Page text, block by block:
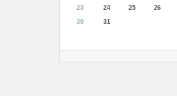
23
24 25 26
30
31